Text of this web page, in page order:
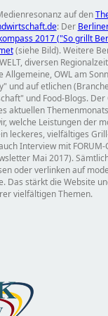
auf den
: Der
2017 ("So grillt
(siehe Bild). Weitere
diversen
Allgemeine, OWL am
und auf etlichen
und Food-Blogs.
aktuellen Themenmonats
welche Leistungen der
leckeres, vielfältiges
Interview mit
Mai 2017).
oder verlinken auf
Das stärkt die Website
vielfältigen Themen.